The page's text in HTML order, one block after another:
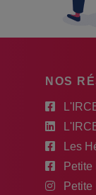
NOS
Les
Petite
Petite